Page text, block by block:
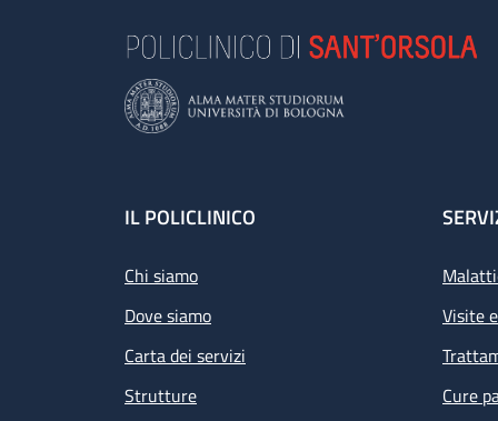
Footer
IL POLICLINICO
Chi siamo
Dove siamo
Carta dei servizi
Strutture
Visite
Cure